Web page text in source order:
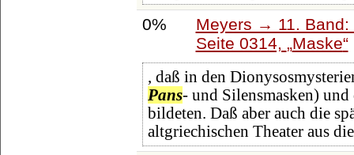
0%
Meyers → 11.
Seite 0314,
Maske
, daß in den
Pans- und Silensmasken)
bildeten. Daß aber auch die
altgriechischen Theater aus